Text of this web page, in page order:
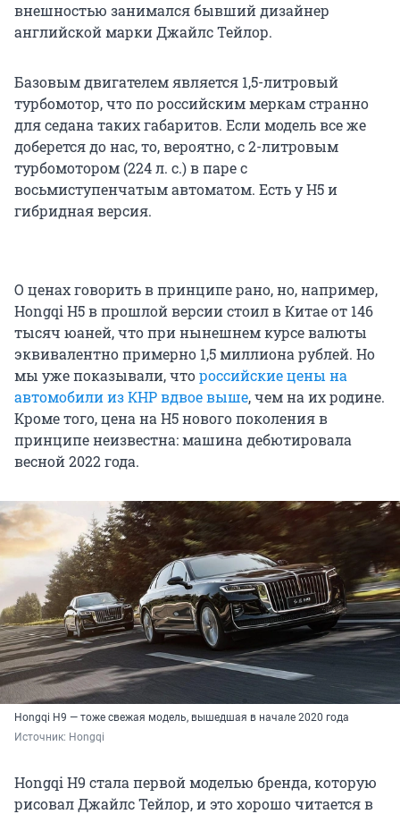
внешностью занимался бывший дизайнер
английской марки Джайлс Тейлор.
Базовым двигателем является 1,5-литровый
турбомотор, что по российским меркам странно
для седана таких габаритов. Если модель все же
доберется до нас, то, вероятно, с 2-литровым
турбомотором (224 л. с.) в паре с
восьмиступенчатым автоматом. Есть у H5 и
гибридная версия.
О ценах говорить в принципе рано, но, например,
Hongqi H5 в прошлой версии стоил в Китае от 146
тысяч юаней, что при нынешнем курсе валюты
эквивалентно примерно 1,5 миллиона рублей. Но
мы уже показывали, чтороссийские цены на
автомобили из КНР вдвое выше, чем на их родине.
Кроме того, цена на H5 нового поколения в
принципе неизвестна: машина дебютировала
весной 2022 года.
Hongqi H9 — тоже свежая модель, вышедшая в начале 2020 года
Источник: Hongqi
Hongqi H9 стала первой моделью бренда, которую
рисовал Джайлс Тейлор, и это хорошо читается в